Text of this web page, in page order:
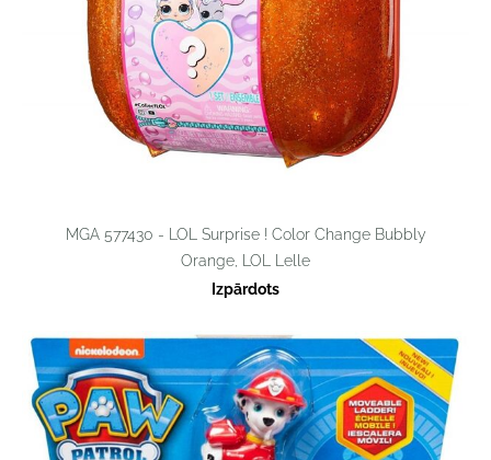
MGA 577430 - LOL Surprise ! Color Change Bubbly
Orange, LOL Lelle
Izpārdots